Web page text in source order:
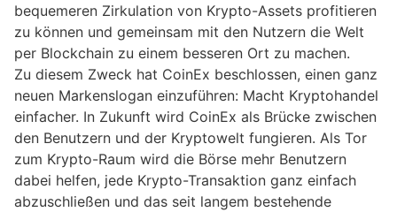
bequemeren Zirkulation von Krypto-Assets profitieren
zu können und gemeinsam mit den Nutzern die Welt
per Blockchain zu einem besseren Ort zu machen.
Zu diesem Zweck hat CoinEx beschlossen, einen ganz
neuen Markenslogan einzuführen: Macht Kryptohandel
einfacher. In Zukunft wird CoinEx als Brücke zwischen
den Benutzern und der Kryptowelt fungieren. Als Tor
zum Krypto-Raum wird die Börse mehr Benutzern
dabei helfen, jede Krypto-Transaktion ganz einfach
abzuschließen und das seit langem bestehende